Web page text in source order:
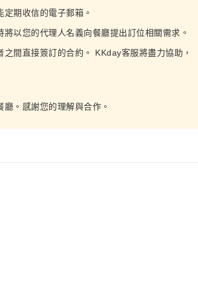
期收信的電子郵箱。
以您的代理人名義向餐廳提出訂位相關需求。
間直接簽訂的合約。 KKday客服將盡力協助，
。感謝您的理解與合作。